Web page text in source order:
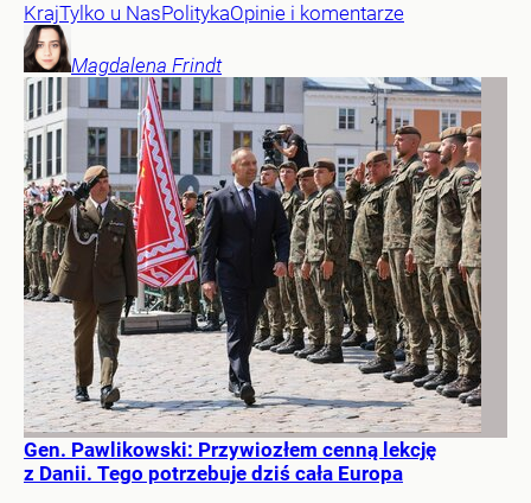
KrajTylko u NasPolitykaOpinie i komentarze
Magdalena Frindt
Gen. Pawlikowski: Przywiozłem cenną lekcję
z Danii. Tego potrzebuje dziś cała Europa